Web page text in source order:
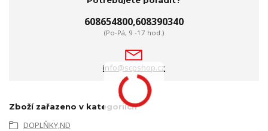
608654800,608390340
(Po-Pá, 9 -17 hod.)
info@scpshop.cz
Zboží zařazeno v kategoriích
DOPLŇKY,ND